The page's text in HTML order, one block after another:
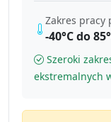
Zakres pracy
-40°C do
Szeroki
ekstremalnych